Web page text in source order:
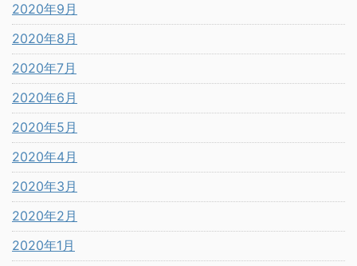
2020年9月
2020年8月
2020年7月
2020年6月
2020年5月
2020年4月
2020年3月
2020年2月
2020年1月